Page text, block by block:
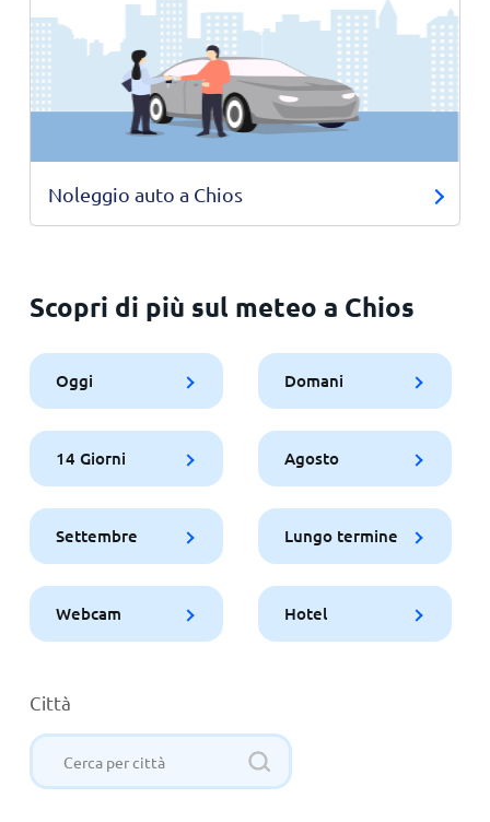
Noleggio auto a Chios
Scopri di più sul meteo a Chios
Oggi Domani
14 Giorni Agosto
Settembre Lungo termine
Webcam Hotel
Città